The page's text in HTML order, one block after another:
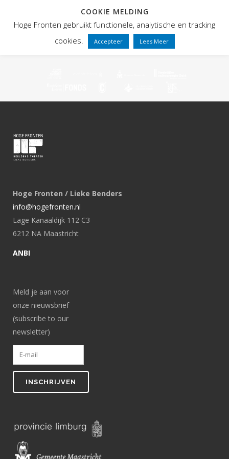
Hoge Fronten / Lieke Benders
info@hogefronten.nl
Lage Kanaaldijk 112 C3
6212 NA Maastricht
ANBI
Meld je aan voor
onze nieuwsbrief
(subscribe to our
newsletter)
COOKIE MELDING
Hoge Fronten gebruikt functionele, analytische en tracking
cookies.
Accepteer Lees Meer